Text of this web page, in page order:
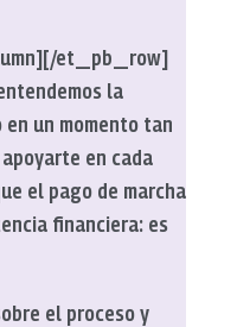
et_pb_row]
la
un momento tan
en cada
el pago de marcha
financiera: es
el proceso y